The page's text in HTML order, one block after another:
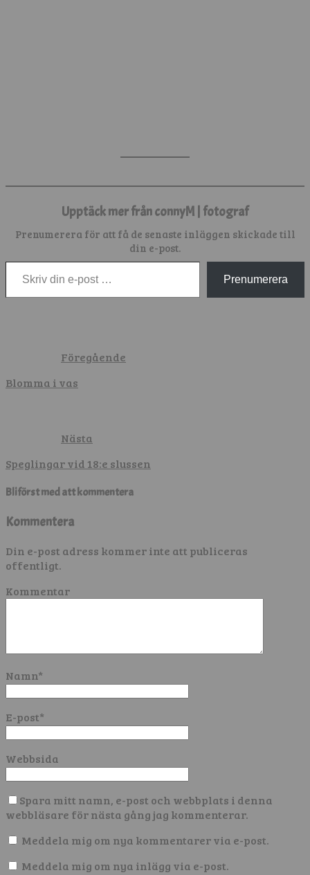
Upptäck mer från connyM | fotograf
Prenumerera för att få de senaste inläggen skickade till
din e-post.
Skriv din e-post …
Prenumerera
Föregående
Blomma i vas
Nästa
Speglingar vid 18:e slussen
Bli först med att kommentera
Kommentera
Din e-post adress kommer inte att publiceras
offentligt.
Kommentar
Namn*
E-post*
Webbsida
Spara mitt namn, e-post och webbplats i denna
webbläsare för nästa gång jag kommenterar.
Meddela mig om nya kommentarer via e-post.
Meddela mig om nya inlägg via e-post.